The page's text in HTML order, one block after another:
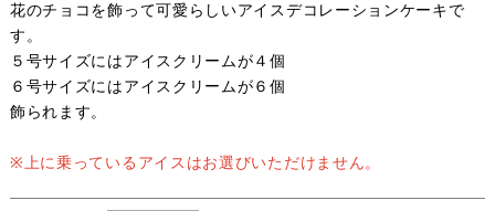
花のチョコを飾って可愛らしいアイスデコレーションケーキで
す。
５号サイズにはアイスクリームが４個
６号サイズにはアイスクリームが６個
飾られます。
※上に乗っているアイスはお選びいただけません。